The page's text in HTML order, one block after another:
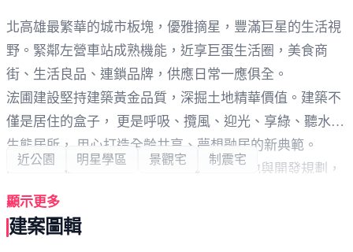
北高雄最繁華的城市板塊，優雅摘星，豐滿巨星的生活視
野。緊鄰左營車站成熟機能，近享巨蛋生活圈，美食商
街、生活良品、連鎖品牌，供應日常一應俱全。
浤圃建設堅持建築黃金品質，深掘土地精華價值。建築不
僅是居住的盒子， 更是呼吸、攬風、迎光、享綠、聽水的
生態居所， 用心打造全齡共享、夢想融居的新典範。
高雄危老都更建設第一品牌，透過活化土地與開發規劃，
賦予老屋新風貌、改善市容，為當地精華區注入新血，是
我們的初心與堅持。
近公園 明星學區 景觀宅 制震宅
顯示更多
建案圖輯